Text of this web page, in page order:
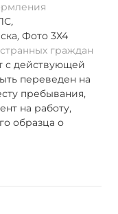
,
, Фото 3Х4
граждан
с действующей
переведен на
пребывания,
на работу,
образца о